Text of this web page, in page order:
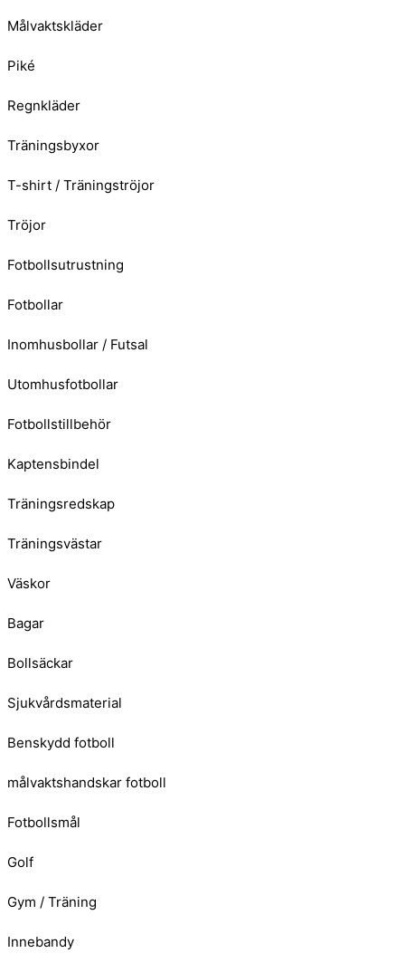
Målvaktskläder
Piké
Regnkläder
Träningsbyxor
T-shirt / Träningströjor
Tröjor
Fotbollsutrustning
Fotbollar
Inomhusbollar / Futsal
Utomhusfotbollar
Fotbollstillbehör
Kaptensbindel
Träningsredskap
Träningsvästar
Väskor
Bagar
Bollsäckar
Sjukvårdsmaterial
Benskydd fotboll
målvaktshandskar fotboll
Fotbollsmål
Golf
Gym / Träning
Innebandy